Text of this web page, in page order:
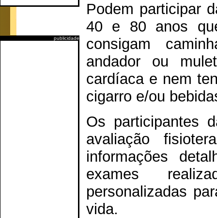
publicidade
Podem participar
40 e 80 anos
consigam
andador ou
cardíaca e nem
cigarro e/ou
Os participantes
avaliação
informações
exames
personalizadas
vida.